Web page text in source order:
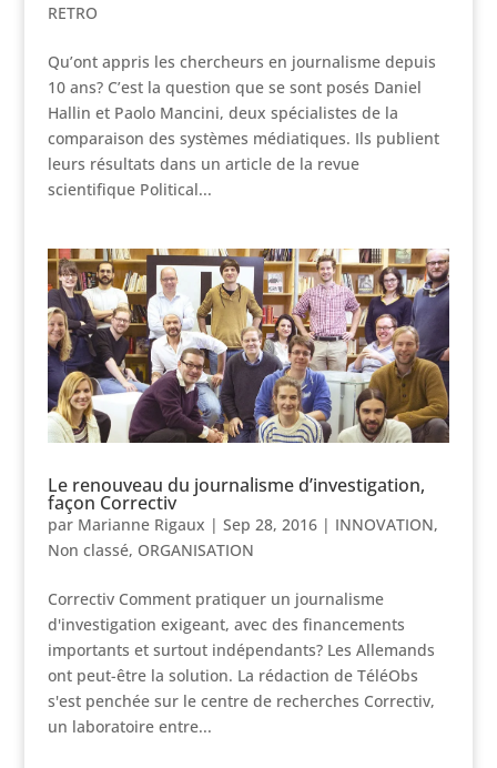
RETRO
Qu’ont appris les chercheurs en journalisme depuis
10 ans? C’est la question que se sont posés Daniel
Hallin et Paolo Mancini, deux spécialistes de la
comparaison des systèmes médiatiques. Ils publient
leurs résultats dans un article de la revue
scientifique Political...
Le renouveau du journalisme d’investigation,
façon Correctiv
par Marianne Rigaux | Sep 28, 2016| INNOVATION,
Non classé, ORGANISATION
Correctiv Comment pratiquer un journalisme
d'investigation exigeant, avec des financements
importants et surtout indépendants? Les Allemands
ont peut-être la solution. La rédaction de TéléObs
s'est penchée sur le centre de recherches Correctiv,
un laboratoire entre...